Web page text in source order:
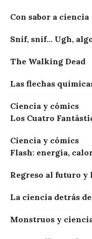
Con sabor a ciencia
Snif, snif... Ugh,
The Walking Dead
Las flechas
Ciencia y cómics
Los Cuatro
Ciencia y cómics
Flash: energía,
Regreso al futuro y
La ciencia detrás
Monstruos y